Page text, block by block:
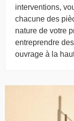
interventions,
chacune des
nature de votre
entreprendre
ouvrage à la